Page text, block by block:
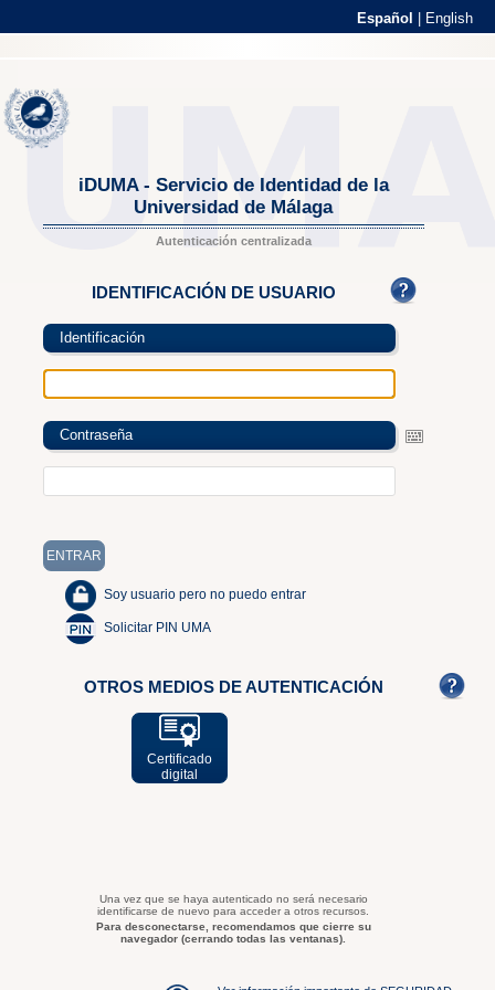
Español English
iDUMA - Servicio de Identidad de la
Universidad de Málaga
Autenticación centralizada
IDENTIFICACIÓN DE USUARIO
Identificación
Contraseña
Soy usuario pero no puedo entrar
Solicitar PIN UMA
OTROS MEDIOS DE AUTENTICACIÓN
Certificado
digital
Una vez que se haya autenticado no será necesario
identificarse de nuevo para acceder a otros recursos.
Para desconectarse, recomendamos que cierre su
navegador (cerrando todas las ventanas).